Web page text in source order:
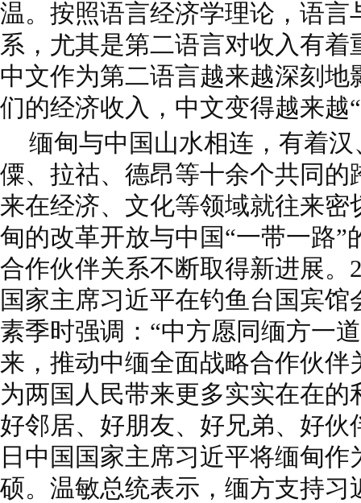
温。按照语言经济学理论，语言
系，尤其是第二语言对收入有
中文作为第二语言越来越深刻
们的经济收入，中文变得越来越
缅甸与中国山水相连，有着
僳、拉祜、德昂等十余个共同的
来在经济、文化等领域就往来
甸的改革开放与中国“一带一路”
合作伙伴关系不断取得新进展。
国家主席习近平在钓鱼台国宾
素季时强调：“中方愿同缅方一
来，推动中缅全面战略合作伙
为两国人民带来更多实实在在
好邻居、好朋友、好兄弟、好伙
日中国国家主席习近平将缅甸
硕。温敏总统表示，缅方支持习